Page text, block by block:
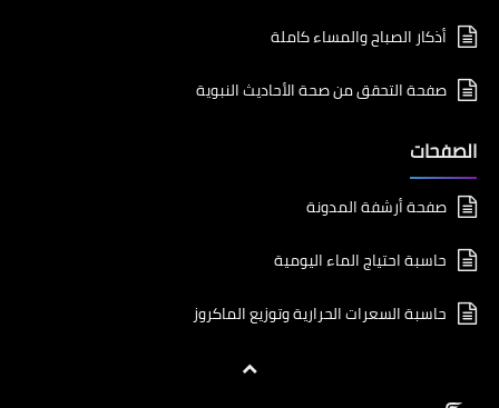
أذكار الصباح والمساء كاملة
صفحة التحقق من صحة الأحاديث النبوية
الصفحات
صفحة أرشفة المدونة
حاسبة احتياج الماء اليومية
حاسبة السعرات الحرارية وتوزيع الماكروز